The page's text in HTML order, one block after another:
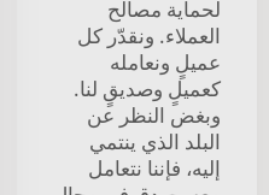
لحماية مصالح
العملاء. ونقدّر كل
عميلٍ ونعامله
كعميلٍ وصديقٍ لنا.
وبغض النظر عن
البلد الذي ينتمي
إليه، فإننا نتعامل